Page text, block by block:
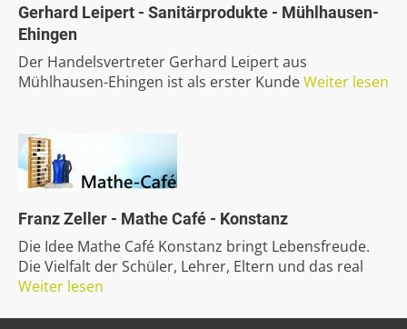
Gerhard Leipert - Sanitärprodukte - Mühlhausen-
Ehingen
Der Handelsvertreter Gerhard Leipert aus
Mühlhausen-Ehingen ist als erster KundeWeiter lesen
FranzZeller - MatheCafé - Konstanz
Die Idee Mathe Café Konstanz bringt Lebensfreude.
Die Vielfalt der Schüler, Lehrer, Eltern und das real
Weiter lesen